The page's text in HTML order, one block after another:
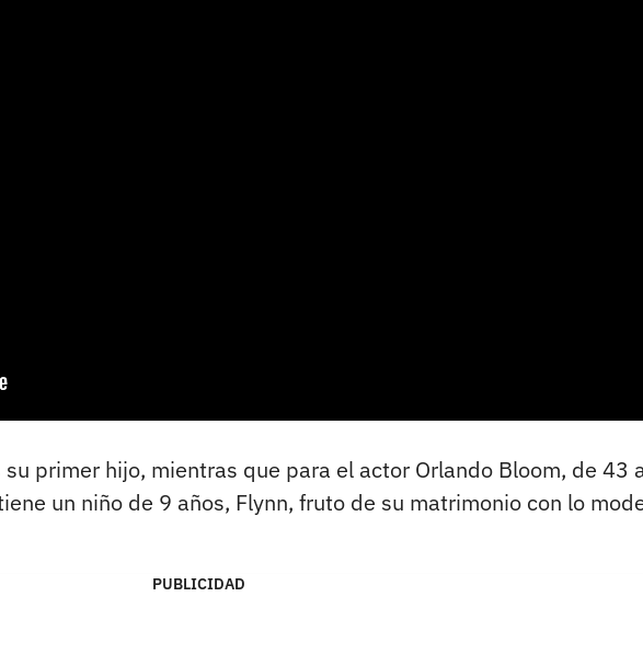
primer hijo, mientras que para el actor Orlando Bloom, de 43
un niño de 9 años, Flynn, fruto de su matrimonio con lo
PUBLICIDAD